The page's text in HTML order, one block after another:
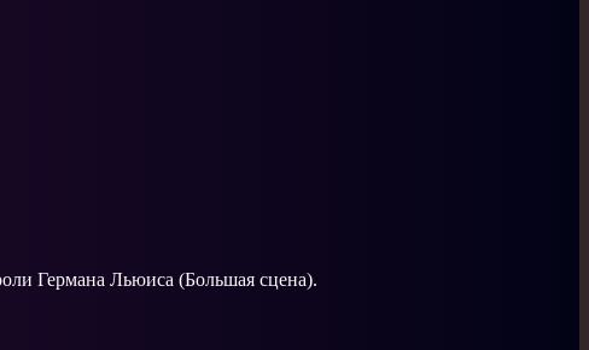
Германа Льюиса (Большая сцена).